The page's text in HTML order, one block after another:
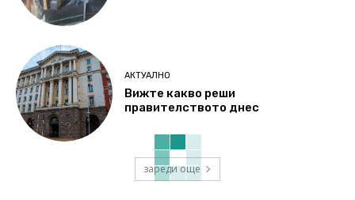
АКТУАЛНО
Вижте какво реши
правителството днес
зареди още